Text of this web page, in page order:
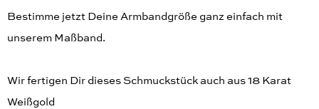
Bestimme jetzt Deine Armbandgröße ganz einfach mit
unserem Maßband.
Wir fertigen Dir dieses Schmuckstück auch aus 18 Karat
Weißgold